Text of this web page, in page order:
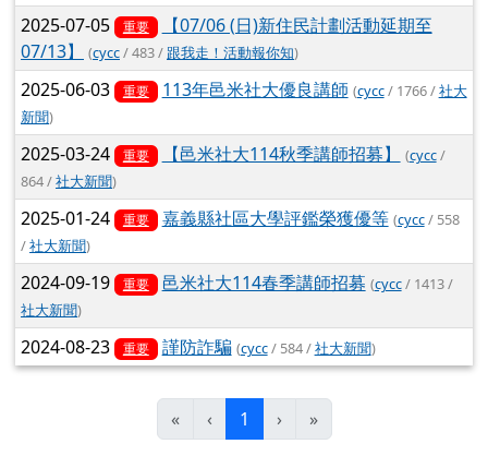
2025-07-05 重要
【07/06 (日)新住民計劃活動延期至
07/13】
(cycc/ 483 / 跟我走！活動報你知)
2025-06-03 重要 113年邑米社大優良講師 (cycc/ 1766 /社大
新聞)
2025-03-24 重要 【邑米社大114秋季講師招募】 (cycc/
864 /社大新聞)
2025-01-24 重要 嘉義縣社區大學評鑑榮獲優等 (cycc/ 558
/社大新聞)
2024-09-19 重要 邑米社大114春季講師招募 (cycc/ 1413 /
社大新聞)
2024-08-23 重要 謹防詐騙 (cycc/ 584 /社大新聞)
« ‹ 1 (目前頁次)
› »